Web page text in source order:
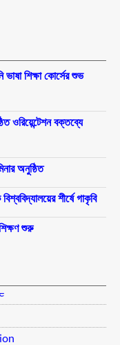
ভাষা শিক্ষা কোর্সের শুভ
ওরিয়েন্টেশন বক্তব্যে
অনুষ্ঠিত
শীর্ষে গাকৃবি
শুরু